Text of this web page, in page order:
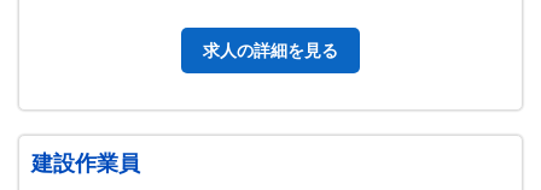
求人の詳細を見る
建設作業員